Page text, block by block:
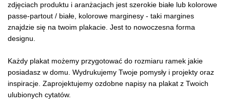
zdjęciach produktu i aranżacjach jest szerokie białe lub kolorowe
passe-partout / białe, kolorowe marginesy - taki margines
znajdzie się na twoim plakacie. Jest to nowoczesna forma
designu.
Każdy plakat możemy przygotować do rozmiaru ramek jakie
posiadasz w domu. Wydrukujemy Twoje pomysły i projekty oraz
inspiracje. Zaprojektujemy ozdobne napisy na plakat z Twoich
ulubionych cytatów.